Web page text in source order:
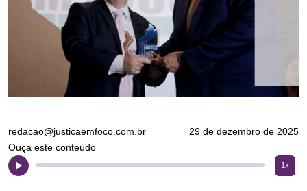
redacao@justicaemfoco.com.br
29 de dezembro de 2025
Ouça este conteúdo
1x